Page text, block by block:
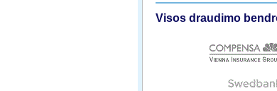
Visos draudimo